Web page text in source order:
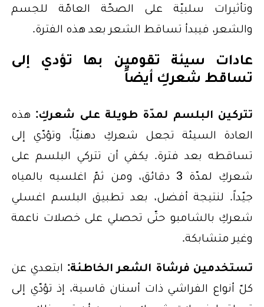
وتأثيرات سلبيّة على الصحّة العامّة للجسم
والشعر، فيبدأ تساقط الشعر بعد هذه الفترة.
عادات سيئة تقومين بها تؤدي إلى
تساقط شعركِ أيضاً
تتركين البلسم لمدّة طويلة على شعركِ: هذه
العادة السيئة تجعل شعركِ دهنيّاً، وتؤدّي إلى
تساقطه بعد فترة. يكفي أن تتركي البلسم على
شعركِ لمدّة 3 دقائق، ومن ثمّ اغلسيه بالمياه
جيّداً. لنتيجة أفضل، بعد تطبيق البلسم اغسلي
شعركِ بالشامبو حتّى تحصلي على خصلات ناعمة
وغير متشابكة.
تستخدمين فرشاة الشعر الخاطئة: ابتعدي عن
كلّ أنواع الفراشي ذات أسنان قاسية، إذ تؤدّي إلى